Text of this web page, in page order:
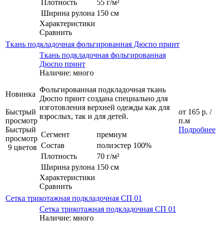
Плотность
55 г/м²
Ширина рулона 150 см
Характеристики
Сравнить
Ткань подкладочная фольгированная Дюспо принт
Новинка
Быстрый
просмотр
Быстрый
просмотр
9 цветов
Ткань подкладочная фольгированная
Дюспо принт
Наличие: много
Фольгированная подкладочная ткань
Дюспо принт создана специально для
изготовления верхней одежды как для
взрослых, так и для детей.
Сегмент
премиум
Состав
полиэстер 100%
Плотность
70 г/м²
Ширина рулона 150 см
Характеристики
Сравнить
от 165 р. /
п.м
Подробнее
Сетка трикотажная подкладочная СП 01
Сетка трикотажная подкладочная СП 01
Наличие: много